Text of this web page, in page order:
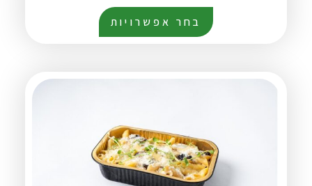
בחר אפשרויות